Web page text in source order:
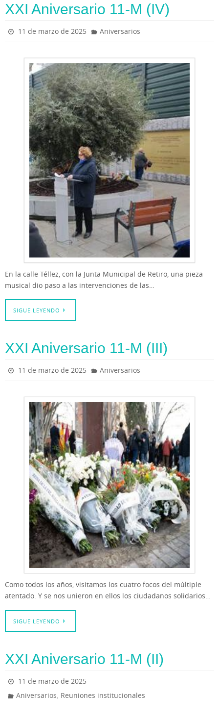
XXI Aniversario 11-M (IV)
11 de marzo de 2025 Aniversarios
En la calle Téllez, con la Junta Municipal de Retiro, una pieza
musical dio paso a las intervenciones de las…
SIGUE LEYENDO
XXI Aniversario 11-M (III)
11 de marzo de 2025 Aniversarios
Como todos los años, visitamos los cuatro focos del múltiple
atentado. Y se nos unieron en ellos los ciudadanos solidarios…
SIGUE LEYENDO
XXI Aniversario 11-M (II)
11 de marzo de 2025
Aniversarios, Reuniones institucionales